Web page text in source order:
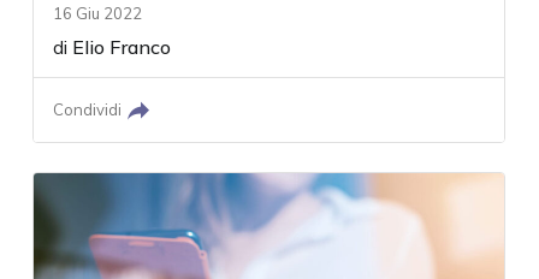
16 Giu 2022
di Elio Franco
Condividi